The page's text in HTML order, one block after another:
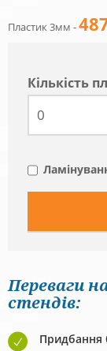
Пластик 3мм -
Кiлькiсть
Переваги
стендів:
Придбання